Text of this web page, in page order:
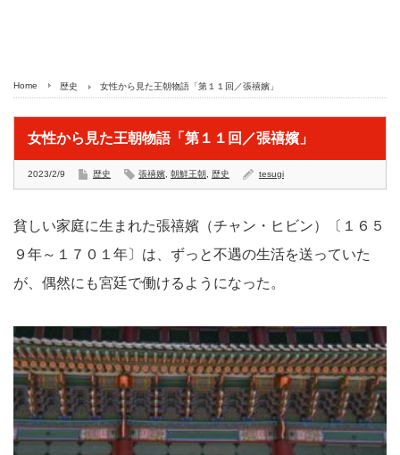
Home 歴史 女性から見た王朝物語「第１１回／張禧嬪」
女性から見た王朝物語「第１１回／張禧嬪」
2023/2/9 歴史 張禧嬪 朝鮮王朝 歴史 tesugi
貧しい家庭に生まれた張禧嬪（チャン・ヒビン）〔１６５
９年～１７０１年〕は、ずっと不遇の生活を送っていた
が、偶然にも宮廷で働けるようになった。